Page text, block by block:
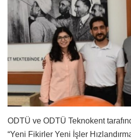
ODTÜ ve ODTÜ Teknokent
“Yeni Fikirler Yeni İşler